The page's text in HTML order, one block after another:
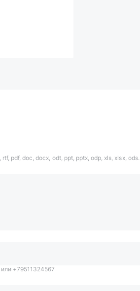
pdf, doc, docx, odt, ppt, pptx, odp, xls, xlsx, ods.
+79511324567
Отправить